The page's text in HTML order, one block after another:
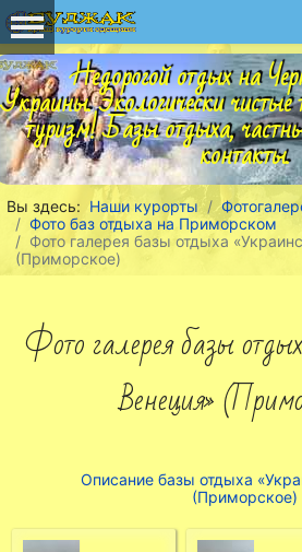
Недорогой отдых на
Украины. Экологически чистые
туризм! Базы отдыха,
контакты.
Вы здесь: Наши курорты
Фото баз отдыха на Приморском
Фото галерея базы отдыха
(Приморское)
Фото галерея базы
Венеция»
Описание базы отдыха
(Приморское)